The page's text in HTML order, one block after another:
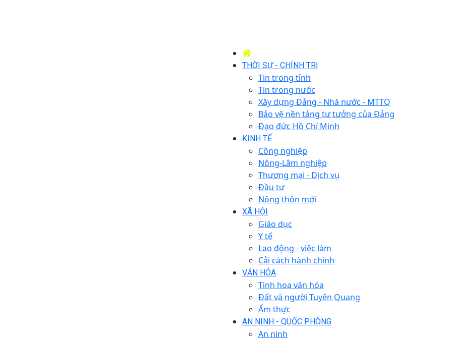
THỜI SỰ - CHÍNH TRỊ
Tin trong tỉnh
Tin trong nước
Xây dựng Đảng - Nhà nước - MTTQ
Bảo vệ nền tảng tư tưởng của Đảng
Đạo đức Hồ Chí Minh
KINH TẾ
Công nghiệp
Nông-Lâm nghiệp
Thương mại - Dịch vụ
Đầu tư
Nông thôn mới
XÃ HỘI
Giáo dục
Y tế
Lao động - việc làm
Cải cách hành chính
VĂN HÓA
Tinh hoa văn hóa
Đất và người Tuyên Quang
Ẩm thực
AN NINH - QUỐC PHÒNG
An ninh